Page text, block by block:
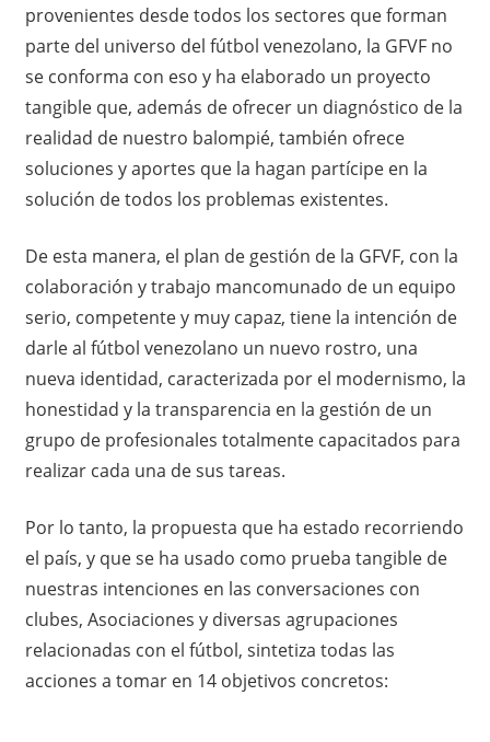
provenientes desde todos los sectores que forman
parte del universo del fútbol venezolano, la GFVF no
se conforma con eso y ha elaborado un proyecto
tangible que, además de ofrecer un diagnóstico de la
realidad de nuestro balompié, también ofrece
soluciones y aportes que la hagan partícipe en la
solución de todos los problemas existentes.
De esta manera, el plan de gestión de la GFVF, con la
colaboración y trabajo mancomunado de un equipo
serio, competente y muy capaz, tiene la intención de
darle al fútbol venezolano un nuevo rostro, una
nueva identidad, caracterizada por el modernismo, la
honestidad y la transparencia en la gestión de un
grupo de profesionales totalmente capacitados para
realizar cada una de sus tareas.
Por lo tanto, la propuesta que ha estado recorriendo
el país, y que se ha usado como prueba tangible de
nuestras intenciones en las conversaciones con
clubes, Asociaciones y diversas agrupaciones
relacionadas con el fútbol, sintetiza todas las
acciones a tomar en 14 objetivos concretos: